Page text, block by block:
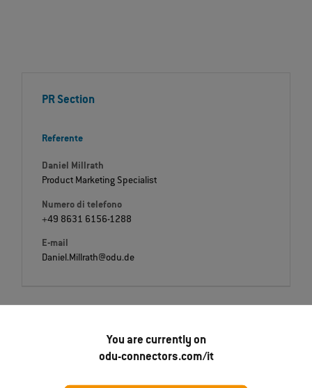
You are currently on
odu-connectors.com/it
PR Section
Referente
Daniel Millrath
Product Marketing Specialist
Numero di telefono
+49 8631 6156-1288
E-mail
Daniel.Millrath@odu.de